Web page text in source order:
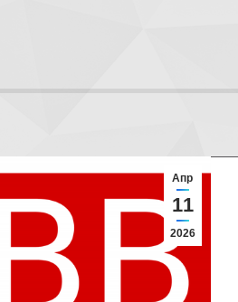
Апр
11
2026